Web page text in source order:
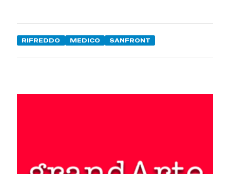
RIFREDDO MEDICO SANFRONT